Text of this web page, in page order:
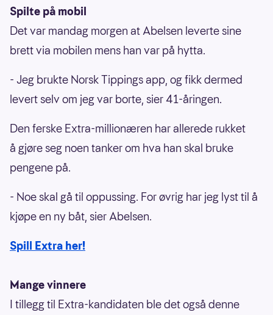
Spilte på mobil
Det var mandag morgen at Abelsen leverte sine
brett via mobilen mens han var på hytta.
- Jeg brukte Norsk Tippings app, og fikk dermed
levert selv om jeg var borte, sier 41-åringen.
Den ferske Extra-millionæren har allerede rukket
å gjøre seg noen tanker om hva han skal bruke
pengene på.
- Noe skal gå til oppussing. For øvrig har jeg lyst til å
kjøpe en ny båt, sier Abelsen.
Spill Extra her!
Mange vinnere
I tillegg til Extra-kandidaten ble det også denne